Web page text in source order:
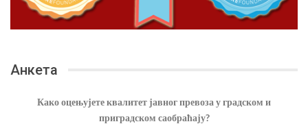
Анкета
Како оцењујете квалитет јавног превоза у градском и
приградском саобраћају?